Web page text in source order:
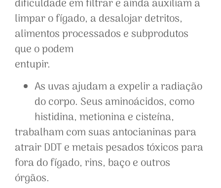
dificuldade em filtrar e ainda auxiliam a
limpar o fígado, a desalojar detritos,
alimentos processados e subprodutos
que o podem
entupir.
As uvas ajudam a expelir a radiação
do corpo. Seus aminoácidos, como
histidina, metionina e cisteína,
trabalham com suas antocianinas para
atrair DDT e metais pesados tóxicos para
fora do fígado, rins, baço e outros
órgãos.